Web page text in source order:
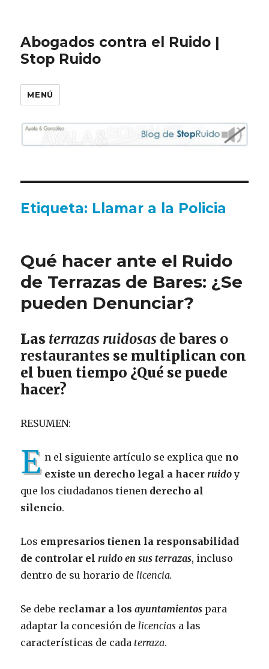
Abogados contra el Ruido |
Stop Ruido
MENÚ
Etiqueta: Llamar a la Policia
Qué hacer ante el Ruido
de Terrazas de Bares: ¿Se
pueden Denunciar?
Las terrazas ruidosas de bares o
restaurantes se multiplican con
el buen tiempo ¿Qué se puede
hacer?
RESUMEN:
E n el siguiente artículo se explica que no
existe un derecho legal a hacer ruido y
que los ciudadanos tienen derecho al
silencio.
Los empresarios tienen la responsabilidad
de controlar el ruido en sus terrazas, incluso
dentro de su horario delicencia.
Se debe reclamar a losayuntamientos para
adaptar la concesión delicencias a las
características de cada terraza.